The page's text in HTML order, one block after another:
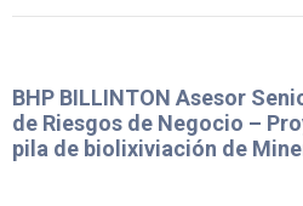
BHP BILLINTON Asesor
de Riesgos de Negocio –
pila de biolixiviación de